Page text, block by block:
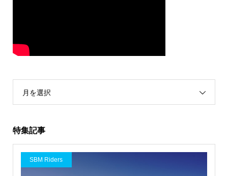
月を選択
特集記事
SBM Riders